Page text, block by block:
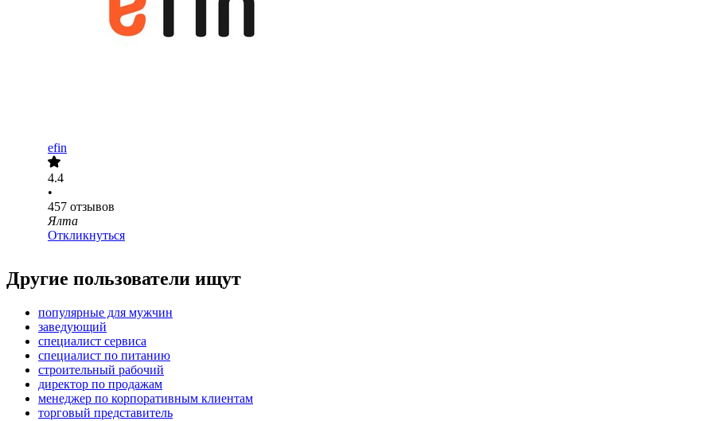
efin
4.4
•
457 отзывов
Ялта
Откликнуться
Другие пользователи ищут
популярные для мужчин
заведующий
специалист сервиса
специалист по питанию
строительный рабочий
директор по продажам
менеджер по корпоративным клиентам
торговый представитель